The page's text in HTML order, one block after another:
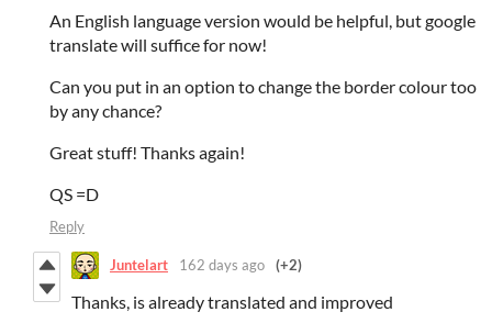
An English language version would be helpful, but google
translate will suffice for now!
Can you put in an option to change the border colour too
by any chance?
Great stuff! Thanks again!
QS =D
Reply
Juntelart 162 days ago (+2)
Thanks, is already translated and improved